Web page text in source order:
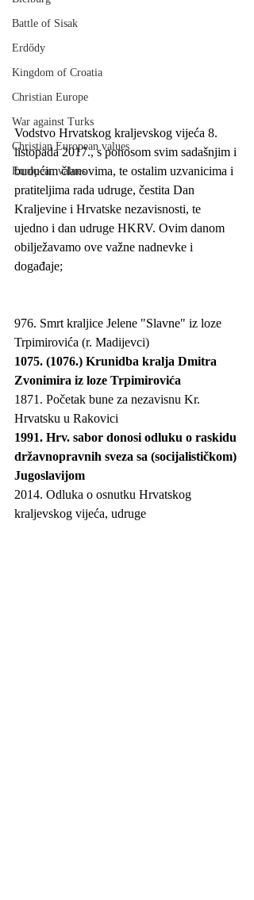
Battle of Sisak
Erdődy
Kingdom of Croatia
Christian Europe
War against Turks
Christian European values
European values
Vodstvo Hrvatskog kraljevskog vijeća 8.
listopada 2017., s ponosom svim sadašnjim i
budućim članovima, te ostalim uzvanicima i
pratiteljima rada udruge, čestita Dan
Kraljevine i Hrvatske nezavisnosti, te
ujedno i dan udruge HKRV. Ovim danom
obilježavamo ove važne nadnevke i
događaje;
976. Smrt kraljice Jelene "Slavne" iz loze
Trpimirovića (r. Madijevci)
1075. (1076.) Krunidba kralja Dmitra
Zvonimira iz loze Trpimirovića
1871. Početak bune za nezavisnu Kr.
Hrvatsku u Rakovici
1991. Hrv. sabor donosi odluku o raskidu
državnopravnih sveza sa (socijalističkom)
Jugoslavijom
2014. Odluka o osnutku Hrvatskog
kraljevskog vijeća, udruge